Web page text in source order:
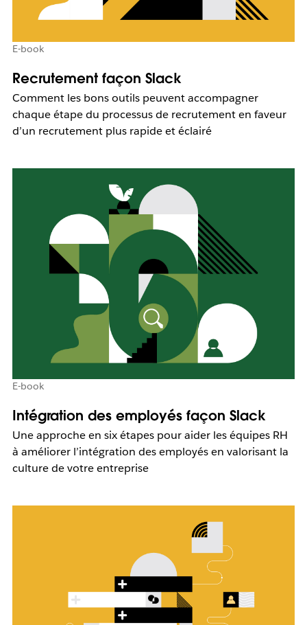
E-book
Recrutement façon Slack
Comment les bons outils peuvent accompagner
chaque étape du processus de recrutement en faveur
d’un recrutement plus rapide et éclairé
E-book
Intégration des employés façon Slack
Une approche en six étapes pour aider les équipes RH
à améliorer l’intégration des employés en valorisant la
culture de votre entreprise